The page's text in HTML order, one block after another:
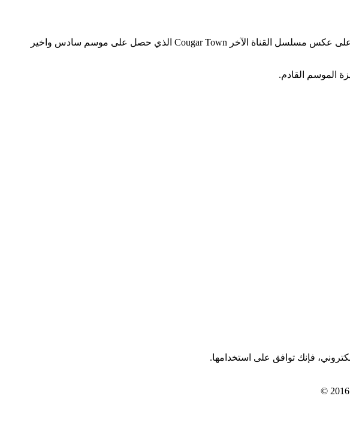
اعلنت TBS عن اكتفاءها بالمواسم الثلاثة التي قدمها المسلسل الكوميدي Men at Work، لذا لن نشاهده الموسم القادم على عكس مسلسل القناة الآخر Cougar Town الذي حصل على موسم سادس واخير
فإنك توافق على استخدامها.